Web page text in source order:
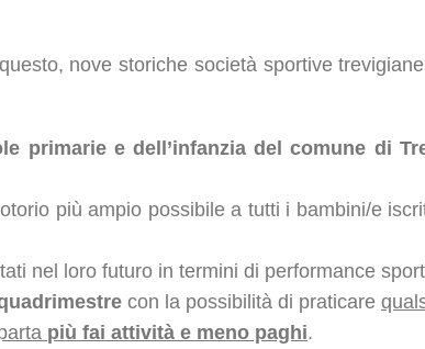
nove storiche società sportive
primarie e dell’infanzia del comune di
più ampio possibile a tutti i bambini/e
nel loro futuro in termini di performance
con la possibilità di praticare
più fai attività e meno paghi.